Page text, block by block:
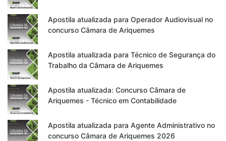
Apostila atualizada para Operador Audiovisual no
concurso Câmara de Ariquemes
Apostila atualizada para Técnico de Segurança do
Trabalho da Câmara de Ariquemes
Apostila atualizada: Concurso Câmara de
Ariquemes - Técnico em Contabilidade
Apostila atualizada para Agente Administrativo no
concurso Câmara de Ariquemes 2026